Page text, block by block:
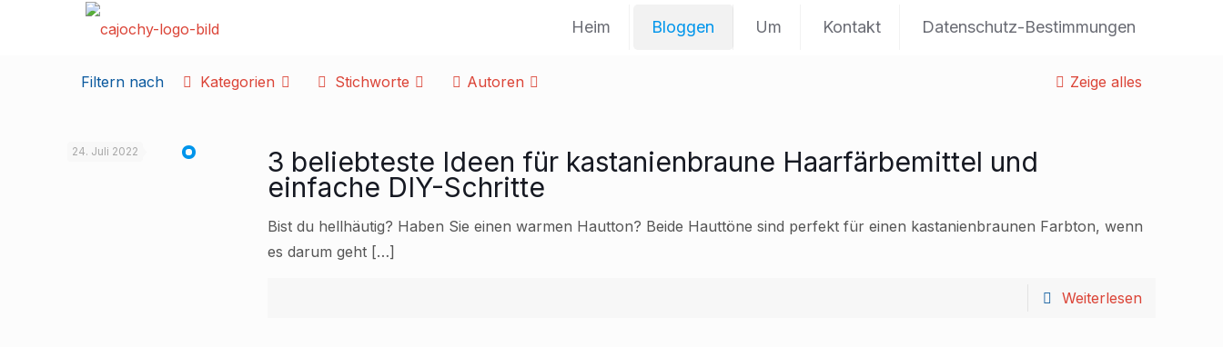
Heim Bloggen Um Kontakt Datenschutz-Bestimmungen
Filtern nach Kategorien Stichworte Autoren Zeige alles
24. Juli 2022 3 beliebteste Ideen für kastanienbraune Haarfärbemittel und
einfache DIY-Schritte
Bist du hellhäutig? Haben Sie einen warmen Hautton? Beide Hauttöne sind perfekt für einen kastanienbraunen Farbton, wenn
es darum geht […]
Weiterlesen